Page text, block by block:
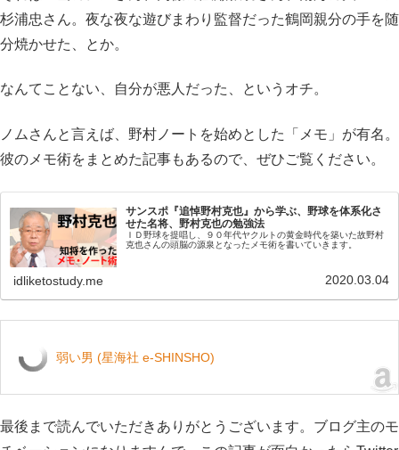
杉浦忠さん。夜な夜な遊びまわり監督だった鶴岡親分の手を随
分焼かせた、とか。
なんてことない、自分が悪人だった、というオチ。
ノムさんと言えば、野村ノートを始めとした「メモ」が有名。
彼のメモ術をまとめた記事もあるので、ぜひご覧ください。
サンスポ『追悼野村克也』から学ぶ、野球を体系化さ
せた名将、野村克也の勉強法
ＩＤ野球を提唱し、９０年代ヤクルトの黄金時代を築いた故野村
克也さんの頭脳の源泉となったメモ術を書いていきます。
idliketostudy.me 2020.03.04
弱い男 (星海社 e-SHINSHO)
最後まで読んでいただきありがとうございます。ブログ主のモ